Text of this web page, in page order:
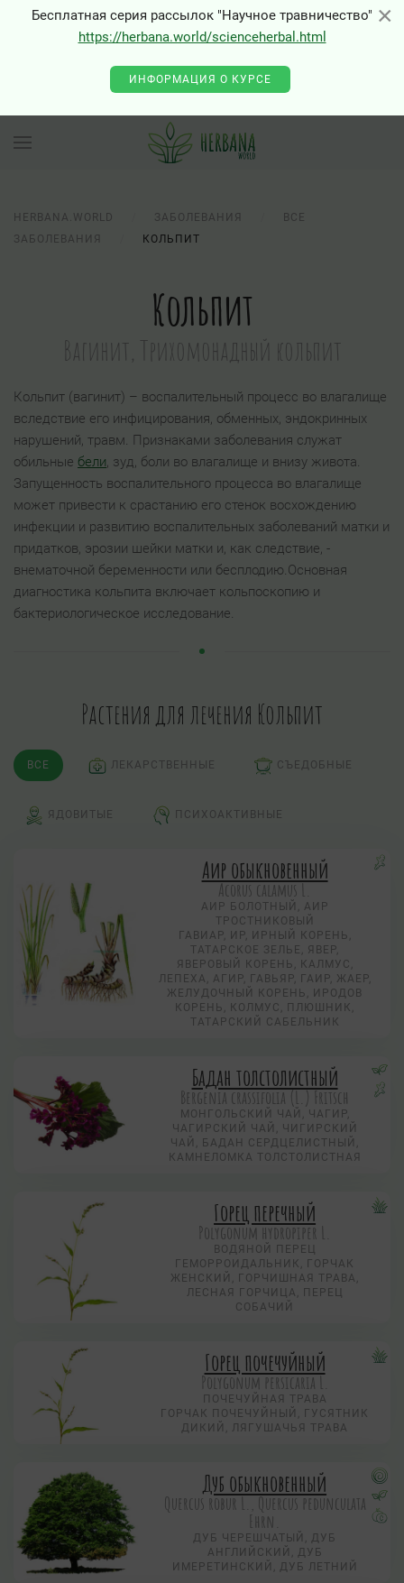
×
Бесплатная серия рассылок "Научное травничество"
https://herbana.world/scienceherbal.html
ИНФОРМАЦИЯ О КУРСЕ
HERBANA.WORLD ЗАБОЛЕВАНИЯ
ВСЕ
ЗАБОЛЕВАНИЯ
КОЛЬПИТ
Кольпит
Вагинит, Трихомонадный кольпит
Кольпит (вагинит) – воспалительный процесс во влагалище
вследствие его инфицирования, обменных, эндокринных
нарушений, травм. Признаками заболевания служат
обильные бели, зуд, боли во влагалище и внизу живота.
Запущенность воспалительного процесса во влагалище
может привести к срастанию его стенок восхождению
инфекции и развитию воспалительных заболеваний матки и
придатков, эрозии шейки матки и, как следствие, -
внематочной беременности или бесплодию.Основная
диагностика кольпита включает кольпоскопию и
бактериологическое исследование.
Растения для лечения Кольпит
ВСЕ ЛЕКАРСТВЕННЫЕ СЪЕДОБНЫЕ
ЯДОВИТЫЕ ПСИХОАКТИВНЫЕ
Аир обыкновенный
Acorus calamus L.
АИР БОЛОТНЫЙ, АИР
ТРОСТНИКОВЫЙ
ГАВИАР, ИР, ИРНЫЙ КОРЕНЬ,
ТАТАРСКОЕ ЗЕЛЬЕ, ЯВЕР,
ЯВЕРОВЫЙ КОРЕНЬ, КАЛМУС,
ЛЕПЕХА, АГИР, ГАВЬЯР, ГАИР, ЖАЕР,
ЖЕЛУДОЧНЫЙ КОРЕНЬ, ИРОДОВ
КОРЕНЬ, КОЛМУС, ПЛЮШНИК,
ТАТАРСКИЙ САБЕЛЬНИК
Бадан толстолистный
Bergenia crassifolia (L.) Fritsch
МОНГОЛЬСКИЙ ЧАЙ, ЧАГИР,
ЧАГИРСКИЙ ЧАЙ, ЧИГИРСКИЙ
ЧАЙ, БАДАН СЕРДЦЕЛИСТНЫЙ,
КАМНЕЛОМКА ТОЛСТОЛИСТНАЯ
Горец перечный
Polygonum hydropiper L.
ВОДЯНОЙ ПЕРЕЦ
ГЕМОРРОИДАЛЬНИК, ГОРЧАК
ЖЕНСКИЙ, ГОРЧИШНАЯ ТРАВА,
ЛЕСНАЯ ГОРЧИЦА, ПЕРЕЦ
СОБАЧИЙ
Горец почечуйный
Polygonum persicaria L.
ПОЧЕЧУЙНАЯ ТРАВА
ГОРЧАК ПОЧЕЧУЙНЫЙ, ГУСЯТНИК
ДИКИЙ, ЛЯГУШАЧЬЯ ТРАВА
Дуб обыкновенный
Quercus robur L., Quercus pedunculata
Ehrn.
ДУБ ЧЕРЕШЧАТЫЙ, ДУБ
АНГЛИЙСКИЙ, ДУБ
ИМЕРЕТИНСКИЙ, ДУБ ЛЕТНИЙ
×